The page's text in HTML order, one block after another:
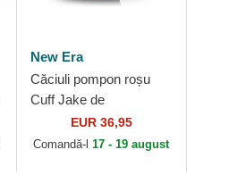
New Era
Căciuli pompon roșu
Cuff Jake de
Manchester United
Football Club Premier
EUR 36,95
Comandă-l17 - 19 august